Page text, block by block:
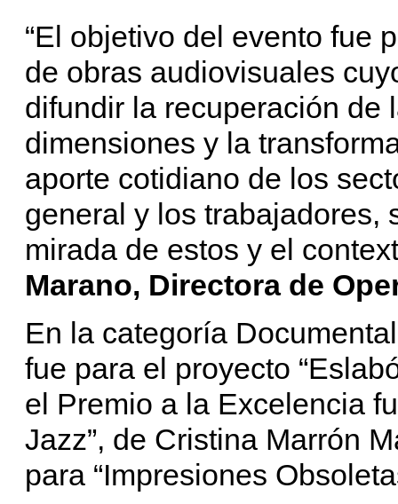
“El objetivo del evento fue
de obras audiovisuales
difundir la recuperación de
dimensiones y la
aporte cotidiano de los
general y los trabajadores,
mirada de estos y el
Marano, Directora de
En la categoría
fue para el proyecto
el Premio a la Excelencia
Jazz”, de Cristina Marrón
para “Impresiones